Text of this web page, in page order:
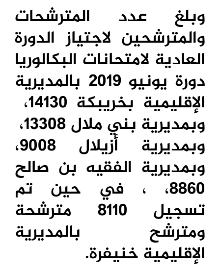
وبلغ عدد المترشحات
والمترشحين لاجتياز الدورة
العادية لامتحانات البكالوريا
دورة يونيو 2019 بالمديرية
الإقليمية بخريبكة 14130،
وبمديرية بني ملال13308،
وبمديرية أزيلال 9008،
وبمديرية الفقيه بن صالح
8860، ، في حين تم
تسجيل 8110 مترشحة
ومترشح بالمديرية
الإقليمية خنيفرة.